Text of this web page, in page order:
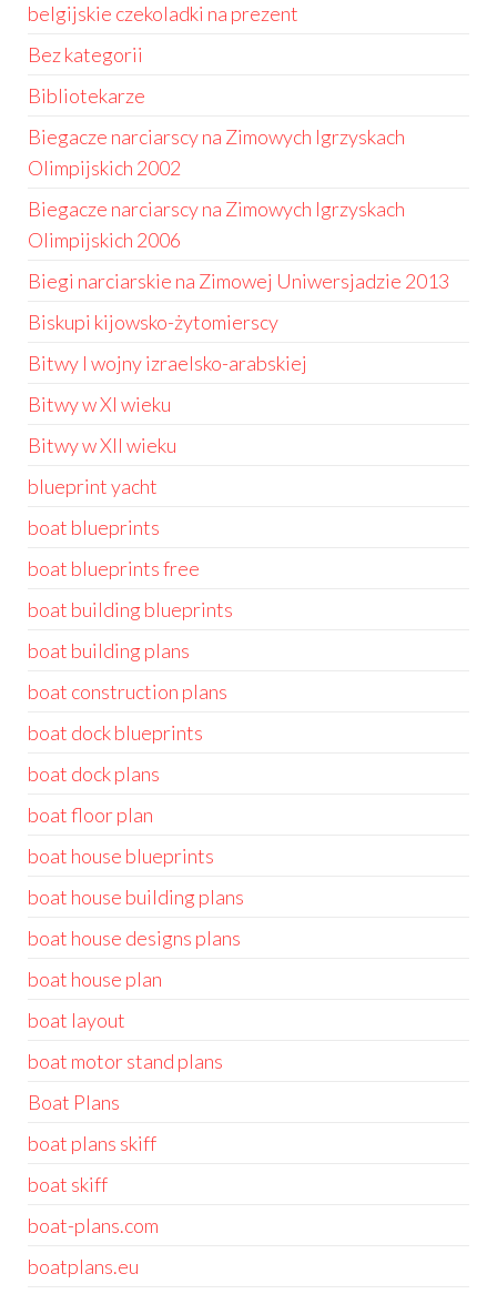
belgijskie czekoladki na prezent
Bez kategorii
Bibliotekarze
Biegacze narciarscy na Zimowych Igrzyskach
Olimpijskich 2002
Biegacze narciarscy na Zimowych Igrzyskach
Olimpijskich 2006
Biegi narciarskie na Zimowej Uniwersjadzie 2013
Biskupi kijowsko-żytomierscy
Bitwy I wojny izraelsko-arabskiej
Bitwy w XI wieku
Bitwy w XII wieku
blueprint yacht
boat blueprints
boat blueprints free
boat building blueprints
boat building plans
boat construction plans
boat dock blueprints
boat dock plans
boat floor plan
boat house blueprints
boat house building plans
boat house designs plans
boat house plan
boat layout
boat motor stand plans
Boat Plans
boat plans skiff
boat skiff
boat-plans.com
boatplans.eu